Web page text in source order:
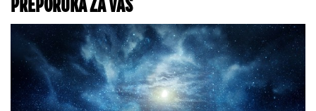
DARKO LAZIĆ PRVI PUT
O PREVARI U BRAKU!
Pred milionima priznao
istinu, Katarina saznala
sve detalje!